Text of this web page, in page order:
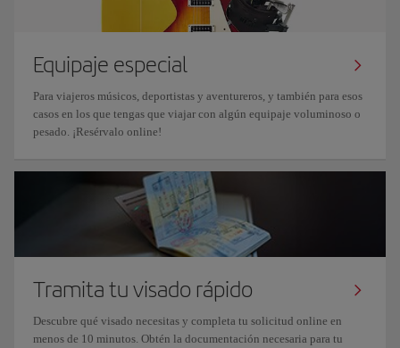
Equipaje especial
Para viajeros músicos, deportistas y aventureros, y también para esos
casos en los que tengas que viajar con algún equipaje voluminoso o
pesado. ¡Resérvalo online!
Tramita tu visado rápido
Descubre qué visado necesitas y completa tu solicitud online en
menos de 10 minutos. Obtén la documentación necesaria para tu